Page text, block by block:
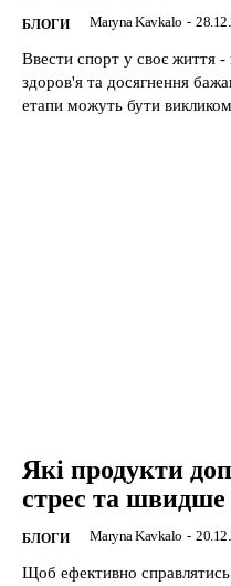
БЛОГИ Maryna Kavkalo -
Ввести спорт у своє життя
здоров'я та досягнення
етапи можуть бути
Які продукти
стрес та швидше
БЛОГИ Maryna Kavkalo -
Щоб ефективно